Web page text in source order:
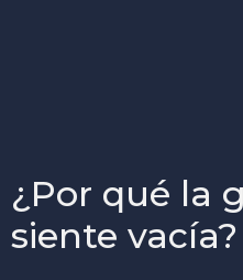
¿Por qué la
siente vacía?